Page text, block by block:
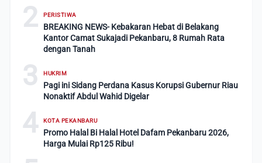
2 PERISTIWA
BREAKING NEWS- Kebakaran Hebat di Belakang
Kantor Camat Sukajadi Pekanbaru, 8 Rumah Rata
dengan Tanah
3 HUKRIM
Pagi ini Sidang Perdana Kasus Korupsi Gubernur Riau
Nonaktif Abdul Wahid Digelar
4 KOTA PEKANBARU
Promo Halal Bi Halal Hotel Dafam Pekanbaru 2026,
Harga Mulai Rp125 Ribu!